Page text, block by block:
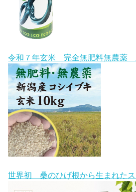
令和７年玄米 完全無肥料無農薬
世界初 桑のひげ根から生まれた